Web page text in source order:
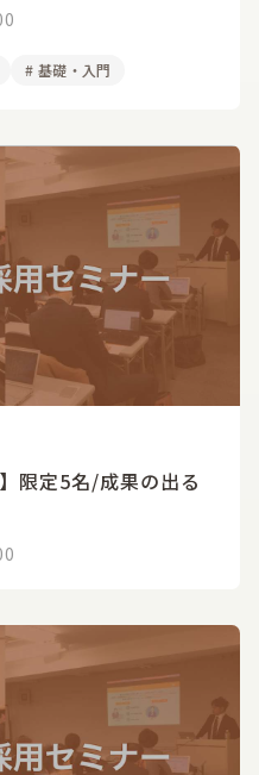
# 基礎・入門
限定5名/成果の出る